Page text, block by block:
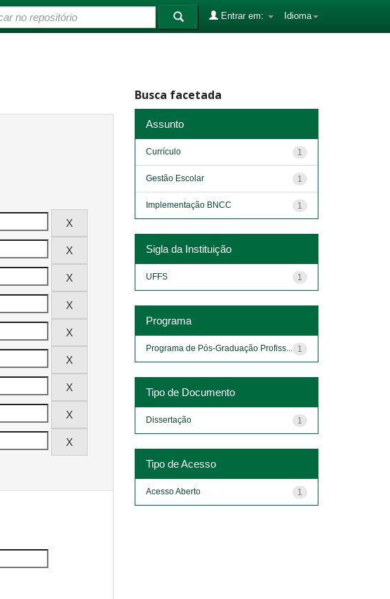
Idioma
Entrar em:
Busca facetada
Assunto
1
Currículo
1
Gestão Escolar
1
Implementação BNCC
Sigla da Instituição
1
UFFS
Programa
1
Programa de Pós-Graduação Profiss...
Tipo de Documento
1
Dissertação
Tipo de Acesso
1
Acesso Aberto